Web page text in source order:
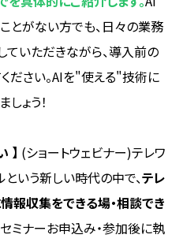
とがない方でも、日々の業務
ていただきながら、導入前の
ださい。AIを"使える"技術に
ょう！
】 (ショートウェビナー)テレワ
いう新しい時代の中で、テレ
報収集をできる場・相談でき
セミナーお申込み・参加後に執